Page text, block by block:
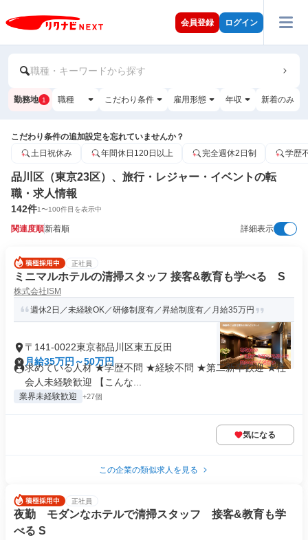
会員登録 ログイン
職種・キーワードから探す
勤務地 1 職種 こだわり条件 雇用形態 年収 新着のみ
こだわり条件の追加設定を忘れていませんか？
土日祝休み
年間休日120日以上 完全週休2日制 学歴
品川区（東京23区）、旅行・レジャー・イベントの転
職・求人情報
142件1〜100件目を表示中
関連度順新着順 詳細表示
正社員
ミニマルホテルの清掃スタッフ 接客&教育も学べる S
株式会社ISM
週休2日／未経験OK／研修制度有／昇給制度有／月給35万円
〒141-0022東京都品川区東五反田
月給35万円～50万円
求めている人材 ★学歴不問 ★経験不問 ★第二新卒歓迎 ★社
会人未経験歓迎 【こんな...
業界未経験歓迎 +27個
気になる
この企業の類似求人を見る
正社員
夜勤 モダンなホテルで清掃スタッフ 接客&教育も学
べる S